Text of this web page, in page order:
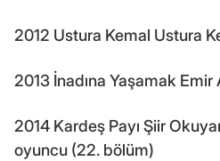
2012 Ustura Kemal Ustura
2013 İnadına Yaşamak
2014 Kardeş Payı Şiir
oyuncu (22. bölüm)